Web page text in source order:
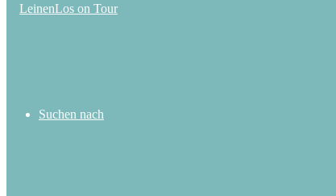
Suchen nach